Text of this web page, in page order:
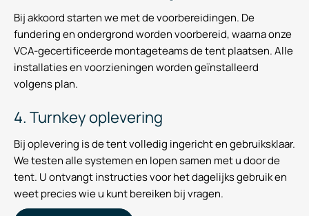
Bij akkoord starten we met de voorbereidingen. De
fundering en ondergrond worden voorbereid, waarna onze
VCA-gecertificeerde montageteams de tent plaatsen. Alle
installaties en voorzieningen worden geïnstalleerd
volgens plan.
4. Turnkey oplevering
Bij oplevering is de tent volledig ingericht en gebruiksklaar.
We testen alle systemen en lopen samen met u door de
tent. U ontvangt instructies voor het dagelijks gebruik en
weet precies wie u kunt bereiken bij vragen.